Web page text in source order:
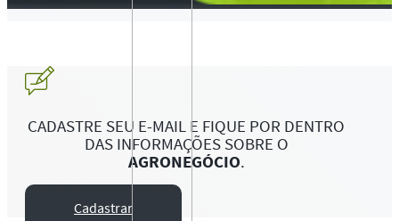
CADASTRE SEU E-MAIL E FIQUE POR DENTRO
DAS INFORMAÇÕES SOBRE O
AGRONEGÓCIO.
Cadastrar